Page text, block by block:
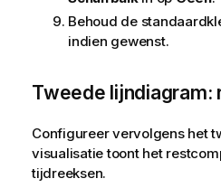
Behoud de
indien gewenst.
Tweede
Configureer vervolgens het
visualisatie toont het
tijdreeksen.